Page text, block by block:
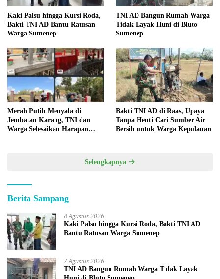
Kaki Palsu hingga Kursi Roda,
Bakti TNI AD Bantu Ratusan
Warga Sumenep
TNI AD Bangun Rumah Warga
Tidak Layak Huni di Bluto
Sumenep
Merah Putih Menyala di
Jembatan Karang, TNI dan
Warga Selesaikan Harapan
Bakti TNI AD di Raas, Upaya
Tanpa Henti Cari Sumber Air
Bersih untuk Warga Kepulauan
Selengkapnya
Berita Sampang
8 Agustus 2026
Kaki Palsu hingga Kursi Roda, Bakti TNI AD
Bantu Ratusan Warga Sumenep
7 Agustus 2026
TNI AD Bangun Rumah Warga Tidak Layak